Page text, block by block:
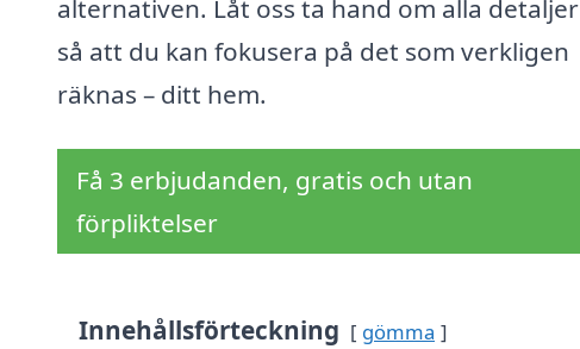
alternativen. Låt oss ta hand om alla detaljer
så att du kan fokusera på det som verkligen
räknas – ditt hem.
Få 3 erbjudanden, gratis och utan
förpliktelser
Innehållsförteckning gömma